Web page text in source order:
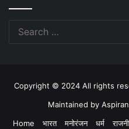
Copyright © 2024 All rights
Maintained by
Home
भारत मनोरंजन धर्म